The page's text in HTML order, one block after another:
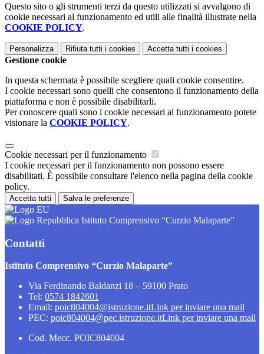
Questo sito o gli strumenti terzi da questo utilizzati si avvalgono di
cookie necessari al funzionamento ed utili alle finalità illustrate nella
COOKIE POLICY.
Personalizza Rifiuta tutti i cookies Accetta tutti i cookies
Gestione cookie
In questa schermata è possibile scegliere quali cookie consentire.
I cookie necessari sono quelli che consentono il funzionamento della
piattaforma e non è possibile disabilitarli.
Per conoscere quali sono i cookie necessari al funzionamento potete
visionare la COOKIE POLICY.
Cookie necessari per il funzionamento
I cookie necessari per il funzionamento non possono essere
disabilitati. È possibile consultare l'elenco nella pagina della cookie
policy.
Accetta tutti Salva le preferenze
Istituto Comprensivo “Curzio Malaparte”
Contatti
Istituto Comprensivo “Curzio Malaparte”
Via Ferdinando Baldanzi 18 – 59100 Prato
Tel: 0574 1842601
Email: poic804004@istruzione.itLink per inviare una mail
PEC: poic804004@pec.istruzione.itLink per inviare una mail
Cod. Mecc. POIC804004